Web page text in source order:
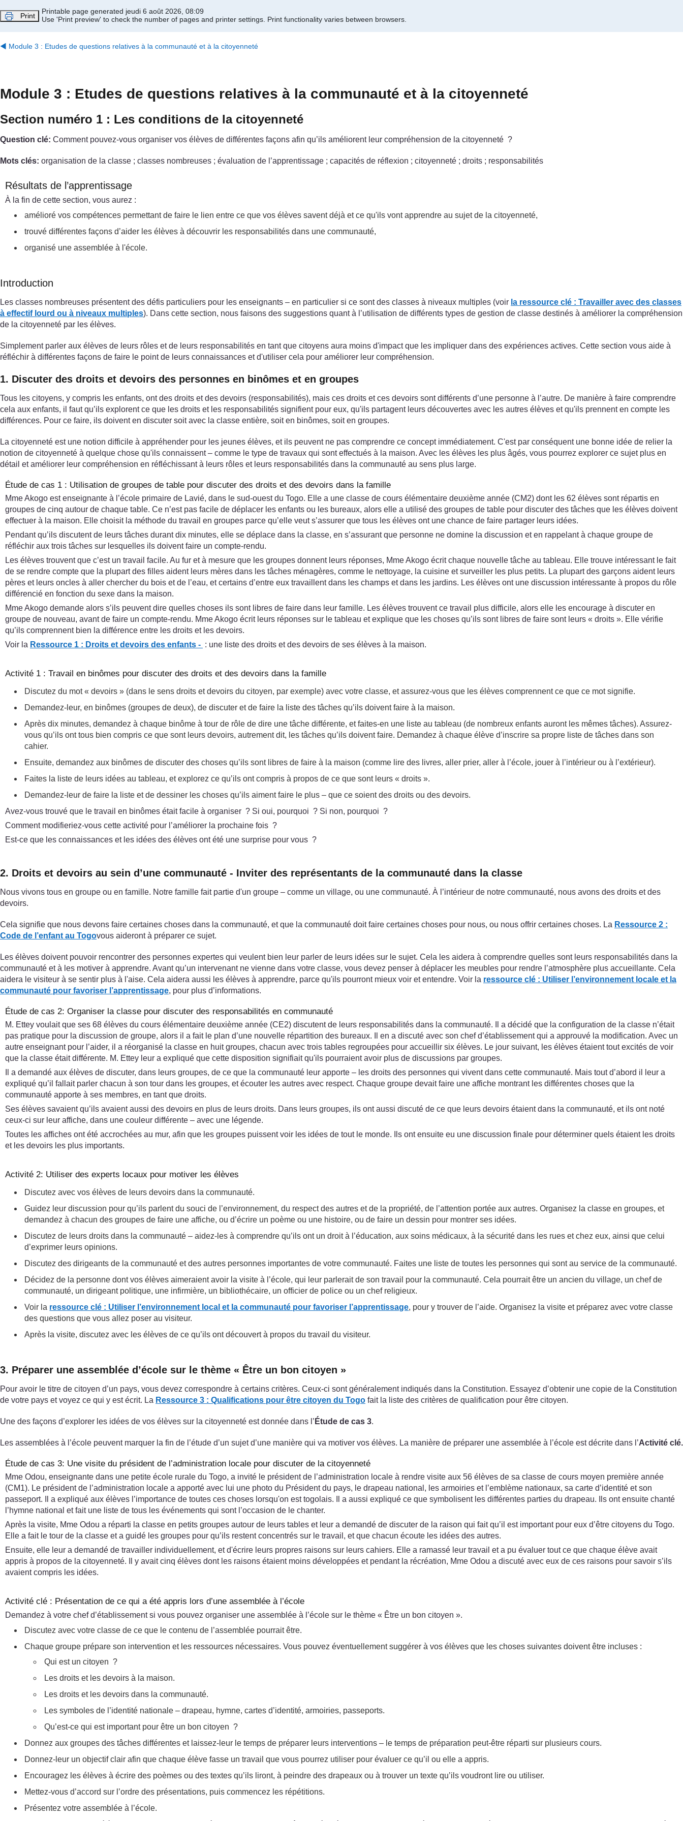
Print
Printable page generated jeudi 6 août 2026, 08:09
Use 'Print preview' to check the number of pages and printer settings. Print functionality varies between browsers.
◀︎ Module 3 : Etudes de questions relatives à la communauté et à la citoyenneté
Module 3 : Etudes de questions relatives à la communauté et à la citoyenneté
Section numéro 1 : Les conditions de la citoyenneté
Question clé: Comment pouvez-vous organiser vos élèves de différentes façons afin qu’ils améliorent leur compréhension de la citoyenneté ?
Mots clés: organisation de la classe ; classes nombreuses ; évaluation de l’apprentissage ; capacités de réflexion ; citoyenneté ; droits ; responsabilités
Résultats de l’apprentissage
À la fin de cette section, vous aurez :
amélioré vos compétences permettant de faire le lien entre ce que vos élèves savent déjà et ce qu'ils vont apprendre au sujet de la citoyenneté,
trouvé différentes façons d’aider les élèves à découvrir les responsabilités dans une communauté,
organisé une assemblée à l'école.
Introduction
Les classes nombreuses présentent des défis particuliers pour les enseignants – en particulier si ce sont des classes à niveaux multiples (voir la ressource clé : Travailler avec des classes
à effectif lourd ou à niveaux multiples). Dans cette section, nous faisons des suggestions quant à l’utilisation de différents types de gestion de classe destinés à améliorer la compréhension
de la citoyenneté par les élèves.
Simplement parler aux élèves de leurs rôles et de leurs responsabilités en tant que citoyens aura moins d'impact que les impliquer dans des expériences actives. Cette section vous aide à
réfléchir à différentes façons de faire le point de leurs connaissances et d'utiliser cela pour améliorer leur compréhension.
1. Discuter des droits et devoirs des personnes en binômes et en groupes
Tous les citoyens, y compris les enfants, ont des droits et des devoirs (responsabilités), mais ces droits et ces devoirs sont différents d’une personne à l’autre. De manière à faire comprendre
cela aux enfants, il faut qu’ils explorent ce que les droits et les responsabilités signifient pour eux, qu'ils partagent leurs découvertes avec les autres élèves et qu'ils prennent en compte les
différences. Pour ce faire, ils doivent en discuter soit avec la classe entière, soit en binômes, soit en groupes.
La citoyenneté est une notion difficile à appréhender pour les jeunes élèves, et ils peuvent ne pas comprendre ce concept immédiatement. C'est par conséquent une bonne idée de relier la
notion de citoyenneté à quelque chose qu'ils connaissent – comme le type de travaux qui sont effectués à la maison. Avec les élèves les plus âgés, vous pourrez explorer ce sujet plus en
détail et améliorer leur compréhension en réfléchissant à leurs rôles et leurs responsabilités dans la communauté au sens plus large.
Étude de cas 1 : Utilisation de groupes de table pour discuter des droits et des devoirs dans la famille
Mme Akogo est enseignante à l’école primaire de Lavié, dans le sud-ouest du Togo. Elle a une classe de cours élémentaire deuxième année (CM2) dont les 62 élèves sont répartis en
groupes de cinq autour de chaque table. Ce n’est pas facile de déplacer les enfants ou les bureaux, alors elle a utilisé des groupes de table pour discuter des tâches que les élèves doivent
effectuer à la maison. Elle choisit la méthode du travail en groupes parce qu’elle veut s’assurer que tous les élèves ont une chance de faire partager leurs idées.
Pendant qu’ils discutent de leurs tâches durant dix minutes, elle se déplace dans la classe, en s’assurant que personne ne domine la discussion et en rappelant à chaque groupe de
réfléchir aux trois tâches sur lesquelles ils doivent faire un compte-rendu.
Les élèves trouvent que c’est un travail facile. Au fur et à mesure que les groupes donnent leurs réponses, Mme Akogo écrit chaque nouvelle tâche au tableau. Elle trouve intéressant le fait
de se rendre compte que la plupart des filles aident leurs mères dans les tâches ménagères, comme le nettoyage, la cuisine et surveiller les plus petits. La plupart des garçons aident leurs
pères et leurs oncles à aller chercher du bois et de l’eau, et certains d’entre eux travaillent dans les champs et dans les jardins. Les élèves ont une discussion intéressante à propos du rôle
différencié en fonction du sexe dans la maison.
Mme Akogo demande alors s’ils peuvent dire quelles choses ils sont libres de faire dans leur famille. Les élèves trouvent ce travail plus difficile, alors elle les encourage à discuter en
groupe de nouveau, avant de faire un compte-rendu. Mme Akogo écrit leurs réponses sur le tableau et explique que les choses qu’ils sont libres de faire sont leurs « droits ». Elle vérifie
qu’ils comprennent bien la différence entre les droits et les devoirs.
Voir la Ressource 1 : Droits et devoirs des enfants - : une liste des droits et des devoirs de ses élèves à la maison.
Activité 1 : Travail en binômes pour discuter des droits et des devoirs dans la famille
Discutez du mot « devoirs » (dans le sens droits et devoirs du citoyen, par exemple) avec votre classe, et assurez-vous que les élèves comprennent ce que ce mot signifie.
Demandez-leur, en binômes (groupes de deux), de discuter et de faire la liste des tâches qu’ils doivent faire à la maison.
Après dix minutes, demandez à chaque binôme à tour de rôle de dire une tâche différente, et faites-en une liste au tableau (de nombreux enfants auront les mêmes tâches). Assurez-
vous qu’ils ont tous bien compris ce que sont leurs devoirs, autrement dit, les tâches qu’ils doivent faire. Demandez à chaque élève d’inscrire sa propre liste de tâches dans son
cahier.
Ensuite, demandez aux binômes de discuter des choses qu’ils sont libres de faire à la maison (comme lire des livres, aller prier, aller à l’école, jouer à l’intérieur ou à l’extérieur).
Faites la liste de leurs idées au tableau, et explorez ce qu’ils ont compris à propos de ce que sont leurs « droits ».
Demandez-leur de faire la liste et de dessiner les choses qu’ils aiment faire le plus – que ce soient des droits ou des devoirs.
Avez-vous trouvé que le travail en binômes était facile à organiser ? Si oui, pourquoi ? Si non, pourquoi ?
Comment modifieriez-vous cette activité pour l’améliorer la prochaine fois ?
Est-ce que les connaissances et les idées des élèves ont été une surprise pour vous ?
2. Droits et devoirs au sein d’une communauté - Inviter des représentants de la communauté dans la classe
Nous vivons tous en groupe ou en famille. Notre famille fait partie d'un groupe – comme un village, ou une communauté. À l’intérieur de notre communauté, nous avons des droits et des
devoirs.
Cela signifie que nous devons faire certaines choses dans la communauté, et que la communauté doit faire certaines choses pour nous, ou nous offrir certaines choses. La Ressource 2 :
Code de l’enfant au Togovous aideront à préparer ce sujet.
Les élèves doivent pouvoir rencontrer des personnes expertes qui veulent bien leur parler de leurs idées sur le sujet. Cela les aidera à comprendre quelles sont leurs responsabilités dans la
communauté et à les motiver à apprendre. Avant qu’un intervenant ne vienne dans votre classe, vous devez penser à déplacer les meubles pour rendre l’atmosphère plus accueillante. Cela
aidera le visiteur à se sentir plus à l'aise. Cela aidera aussi les élèves à apprendre, parce qu'ils pourront mieux voir et entendre. Voir la ressource clé : Utiliser l’environnement locale et la
communauté pour favoriser l’apprentissage, pour plus d’informations.
Étude de cas 2: Organiser la classe pour discuter des responsabilités en communauté
M. Ettey voulait que ses 68 élèves du cours élémentaire deuxième année (CE2) discutent de leurs responsabilités dans la communauté. Il a décidé que la configuration de la classe n’était
pas pratique pour la discussion de groupe, alors il a fait le plan d’une nouvelle répartition des bureaux. Il en a discuté avec son chef d’établissement qui a approuvé la modification. Avec un
autre enseignant pour l’aider, il a réorganisé la classe en huit groupes, chacun avec trois tables regroupées pour accueillir six élèves. Le jour suivant, les élèves étaient tout excités de voir
que la classe était différente. M. Ettey leur a expliqué que cette disposition signifiait qu'ils pourraient avoir plus de discussions par groupes.
Il a demandé aux élèves de discuter, dans leurs groupes, de ce que la communauté leur apporte – les droits des personnes qui vivent dans cette communauté. Mais tout d’abord il leur a
expliqué qu’il fallait parler chacun à son tour dans les groupes, et écouter les autres avec respect. Chaque groupe devait faire une affiche montrant les différentes choses que la
communauté apporte à ses membres, en tant que droits.
Ses élèves savaient qu’ils avaient aussi des devoirs en plus de leurs droits. Dans leurs groupes, ils ont aussi discuté de ce que leurs devoirs étaient dans la communauté, et ils ont noté
ceux-ci sur leur affiche, dans une couleur différente – avec une légende.
Toutes les affiches ont été accrochées au mur, afin que les groupes puissent voir les idées de tout le monde. Ils ont ensuite eu une discussion finale pour déterminer quels étaient les droits
et les devoirs les plus importants.
Activité 2: Utiliser des experts locaux pour motiver les élèves
Discutez avec vos élèves de leurs devoirs dans la communauté.
Guidez leur discussion pour qu’ils parlent du souci de l’environnement, du respect des autres et de la propriété, de l’attention portée aux autres. Organisez la classe en groupes, et
demandez à chacun des groupes de faire une affiche, ou d’écrire un poème ou une histoire, ou de faire un dessin pour montrer ses idées.
Discutez de leurs droits dans la communauté – aidez-les à comprendre qu’ils ont un droit à l’éducation, aux soins médicaux, à la sécurité dans les rues et chez eux, ainsi que celui
d’exprimer leurs opinions.
Discutez des dirigeants de la communauté et des autres personnes importantes de votre communauté. Faites une liste de toutes les personnes qui sont au service de la communauté.
Décidez de la personne dont vos élèves aimeraient avoir la visite à l’école, qui leur parlerait de son travail pour la communauté. Cela pourrait être un ancien du village, un chef de
communauté, un dirigeant politique, une infirmière, un bibliothécaire, un officier de police ou un chef religieux.
Voir la ressource clé : Utiliser l’environnement local et la communauté pour favoriser l’apprentissage, pour y trouver de l’aide. Organisez la visite et préparez avec votre classe
des questions que vous allez poser au visiteur.
Après la visite, discutez avec les élèves de ce qu’ils ont découvert à propos du travail du visiteur.
3. Préparer une assemblée d’école sur le thème « Être un bon citoyen »
Pour avoir le titre de citoyen d’un pays, vous devez correspondre à certains critères. Ceux-ci sont généralement indiqués dans la Constitution. Essayez d’obtenir une copie de la Constitution
de votre pays et voyez ce qui y est écrit. La Ressource 3 : Qualifications pour être citoyen du Togo fait la liste des critères de qualification pour être citoyen.
Une des façons d’explorer les idées de vos élèves sur la citoyenneté est donnée dans l’ Étude de cas 3.
Les assemblées à l’école peuvent marquer la fin de l’étude d’un sujet d’une manière qui va motiver vos élèves. La manière de préparer une assemblée à l’école est décrite dans l’Activité clé.
Étude de cas 3: Une visite du président de l’administration locale pour discuter de la citoyenneté
Mme Odou, enseignante dans une petite école rurale du Togo, a invité le président de l’administration locale à rendre visite aux 56 élèves de sa classe de cours moyen première année
(CM1). Le président de l’administration locale a apporté avec lui une photo du Président du pays, le drapeau national, les armoiries et l’emblème nationaux, sa carte d’identité et son
passeport. Il a expliqué aux élèves l’importance de toutes ces choses lorsqu'on est togolais. Il a aussi expliqué ce que symbolisent les différentes parties du drapeau. Ils ont ensuite chanté
l’hymne national et fait une liste de tous les événements qui sont l’occasion de le chanter.
Après la visite, Mme Odou a réparti la classe en petits groupes autour de leurs tables et leur a demandé de discuter de la raison qui fait qu’il est important pour eux d’être citoyens du Togo.
Elle a fait le tour de la classe et a guidé les groupes pour qu’ils restent concentrés sur le travail, et que chacun écoute les idées des autres.
Ensuite, elle leur a demandé de travailler individuellement, et d'écrire leurs propres raisons sur leurs cahiers. Elle a ramassé leur travail et a pu évaluer tout ce que chaque élève avait
appris à propos de la citoyenneté. Il y avait cinq élèves dont les raisons étaient moins développées et pendant la récréation, Mme Odou a discuté avec eux de ces raisons pour savoir s’ils
avaient compris les idées.
Activité clé : Présentation de ce qui a été appris lors d’une assemblée à l’école
Demandez à votre chef d’établissement si vous pouvez organiser une assemblée à l’école sur le thème « Être un bon citoyen ».
Discutez avec votre classe de ce que le contenu de l’assemblée pourrait être.
Chaque groupe prépare son intervention et les ressources nécessaires. Vous pouvez éventuellement suggérer à vos élèves que les choses suivantes doivent être incluses :
Qui est un citoyen ?
Les droits et les devoirs à la maison.
Les droits et les devoirs dans la communauté.
Les symboles de l’identité nationale – drapeau, hymne, cartes d’identité, armoiries, passeports.
Qu’est-ce qui est important pour être un bon citoyen ?
Donnez aux groupes des tâches différentes et laissez-leur le temps de préparer leurs interventions – le temps de préparation peut-être réparti sur plusieurs cours.
Donnez-leur un objectif clair afin que chaque élève fasse un travail que vous pourrez utiliser pour évaluer ce qu’il ou elle a appris.
Encouragez les élèves à écrire des poèmes ou des textes qu’ils liront, à peindre des drapeaux ou à trouver un texte qu’ils voudront lire ou utiliser.
Mettez-vous d’accord sur l’ordre des présentations, puis commencez les répétitions.
Présentez votre assemblée à l’école.